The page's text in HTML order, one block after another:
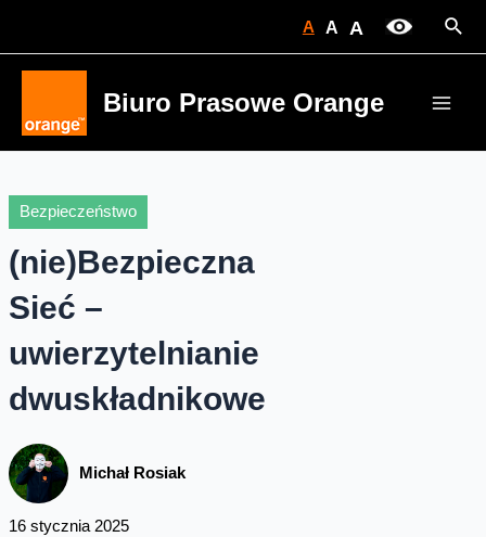
A A A
Biuro Prasowe Orange
Bezpieczeństwo
(nie)Bezpieczna
Sieć –
uwierzytelnianie
dwuskładnikowe
Michał Rosiak
16 stycznia 2025